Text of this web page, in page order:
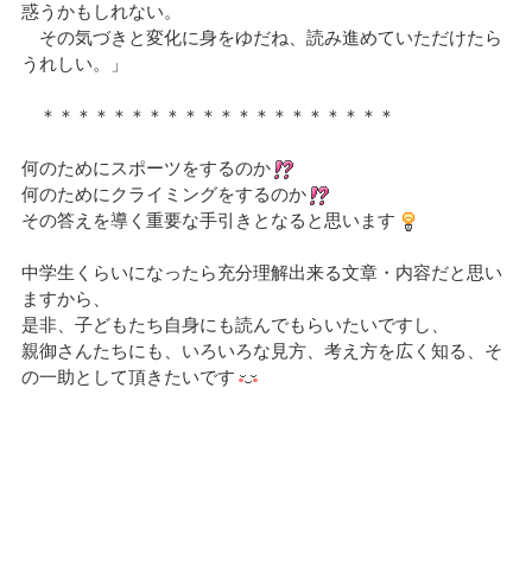
惑うかもしれない。
その気づきと変化に身をゆだね、読み進めていただけたら
うれしい。」
＊＊＊＊＊＊＊＊＊＊＊＊＊＊＊＊＊＊＊＊
何のためにスポーツをするのか
何のためにクライミングをするのか
その答えを導く重要な手引きとなると思います
中学生くらいになったら充分理解出来る文章・内容だと思い
ますから、
是非、子どもたち自身にも読んでもらいたいですし、
親御さんたちにも、いろいろな見方、考え方を広く知る、そ
の一助として頂きたいです